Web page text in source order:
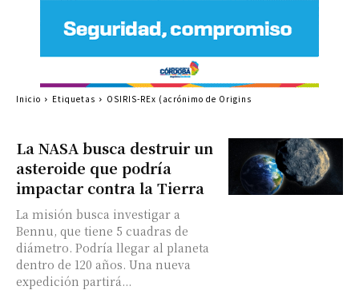
La NASA busca destruir un
asteroide que podría
impactar contra la Tierra
La misión busca investigar a
Bennu, que tiene 5 cuadras de
diámetro. Podría llegar al planeta
dentro de 120 años. Una nueva
expedición partirá...
Inicio Etiquetas OSIRIS-REx (acrónimo de Origins